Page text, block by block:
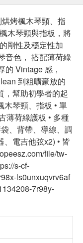
烤楓木琴頸、指
木琴頸與指板，將
剛性及穩定性加
音色， 搭配薄荷綠
Vintage 感，
到粗曠豪放的
，幫助初學者的起
木琴頸、指板 • 單
薄荷綠護板 • 多種
、背帶、導線、調
電吉他弦x2) • 皆
file/tw-
s-cf-
ls0unxuqvrv6af
7r98y-